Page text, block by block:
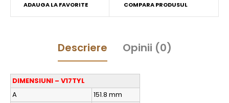
ADAUGA LA FAVORITE COMPARA PRODUSUL
Descriere Opinii (0)
DIMENSIUNI – V17TYL
A
151.8 mm